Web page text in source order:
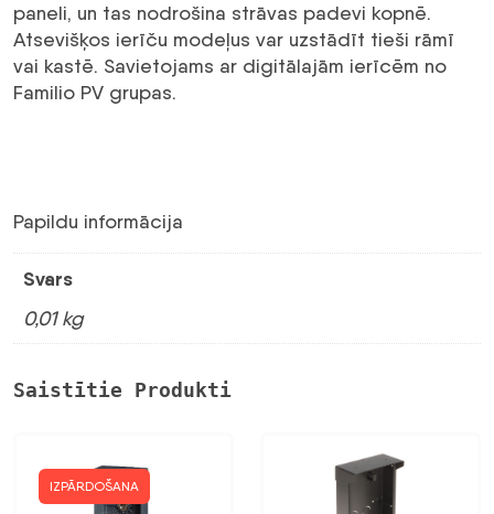
paneli, un tas nodrošina strāvas padevi kopnē.
Atsevišķos ierīču modeļus var uzstādīt tieši rāmī
vai kastē. Savietojams ar digitālajām ierīcēm no
Familio PV grupas.
Papildu informācija
Svars
0,01 kg
Saistītie Produkti
IZPĀRDOŠANA